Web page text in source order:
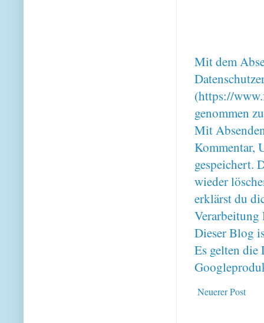
Mit dem
(https://
genommen
Mit
Kommentar,
gespeichert.
wieder
erklärst du
Verarbeitung
Dieser Blog
Es gelten
Neuerer Post